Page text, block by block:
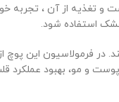
از آن ، تجربه
استفاده شود.
مو، بهبود عملکرد